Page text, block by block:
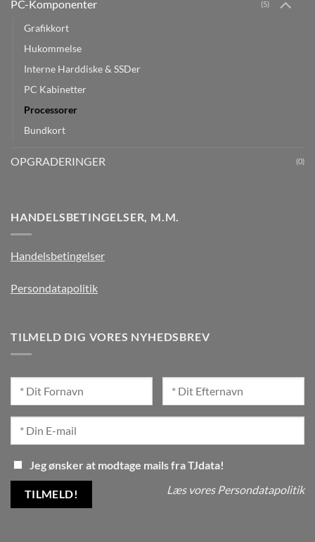
PC-Komponenter (5)
Grafikkort
Hukommelse
Interne Harddiske & SSDer
PC Kabinetter
Processorer
Bundkort
OPGRADERINGER (0)
HANDELSBETINGELSER, M.M.
Handelsbetingelser
Persondatapolitik
TILMELD DIG VORES NYHEDSBREV
Jeg ønsker at modtage mails fra TJdata!
Læs vores Persondatapolitik